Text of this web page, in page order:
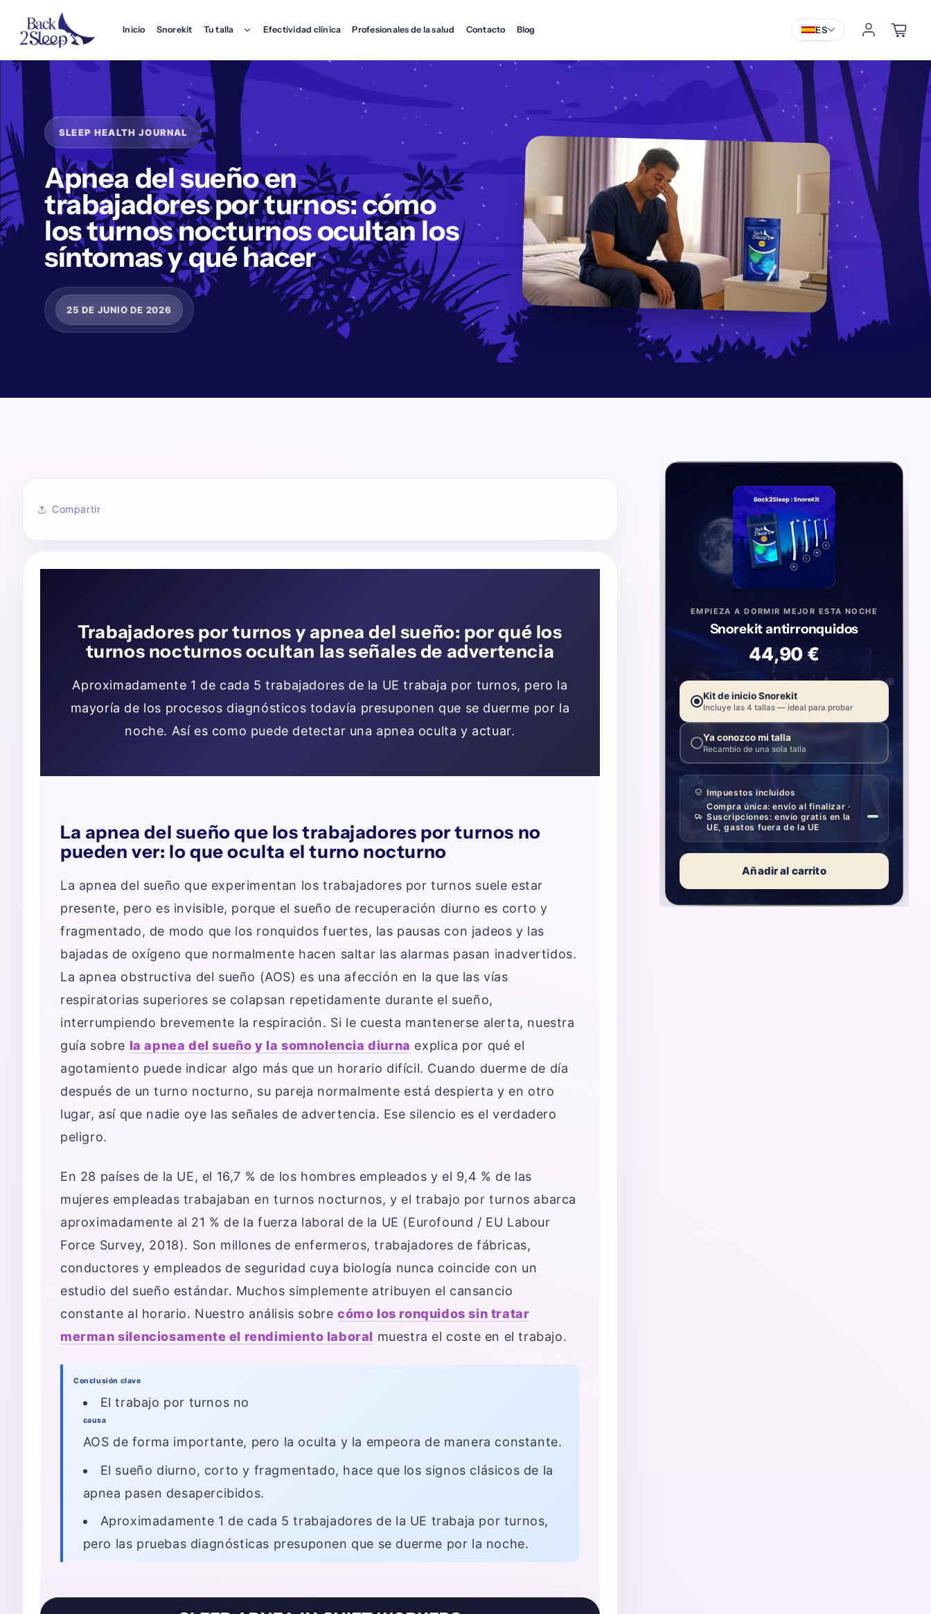
Inicio Snorekit Tu talla Efectividad clínica Profesionales de la salud Contacto Blog ES Iniciar sesiónCarrito
Apnea del sueño en
trabajadores por turnos: cómo
los turnos nocturnos ocultan los
síntomas y qué hacer
25 DE JUNIO DE 2026
Compartir
Trabajadores por turnos y apnea del sueño: por qué los
turnos nocturnos ocultan las señales de advertencia
Aproximadamente 1 de cada 5 trabajadores de la UE trabaja por turnos, pero la
mayoría de los procesos diagnósticos todavía presuponen que se duerme por la
noche. Así es como puede detectar una apnea oculta y actuar.
La apnea del sueño que los trabajadores por turnos no
pueden ver: lo que oculta el turno nocturno
La apnea del sueño que experimentan los trabajadores por turnos suele estar
presente, pero es invisible, porque el sueño de recuperación diurno es corto y
fragmentado, de modo que los ronquidos fuertes, las pausas con jadeos y las
bajadas de oxígeno que normalmente hacen saltar las alarmas pasan inadvertidos.
La apnea obstructiva del sueño (AOS) es una afección en la que las vías
respiratorias superiores se colapsan repetidamente durante el sueño,
interrumpiendo brevemente la respiración. Si le cuesta mantenerse alerta, nuestra
guía sobre la apnea del sueño y la somnolencia diurna explica por qué el
agotamiento puede indicar algo más que un horario difícil. Cuando duerme de día
después de un turno nocturno, su pareja normalmente está despierta y en otro
lugar, así que nadie oye las señales de advertencia. Ese silencio es el verdadero
peligro.
En 28 países de la UE, el 16,7 % de los hombres empleados y el 9,4 % de las
mujeres empleadas trabajaban en turnos nocturnos, y el trabajo por turnos abarca
aproximadamente al 21 % de la fuerza laboral de la UE (Eurofound / EU Labour
Force Survey, 2018). Son millones de enfermeros, trabajadores de fábricas,
conductores y empleados de seguridad cuya biología nunca coincide con un
estudio del sueño estándar. Muchos simplemente atribuyen el cansancio
constante al horario. Nuestro análisis sobrecómo los ronquidos sin tratar
merman silenciosamente el rendimiento laboral muestra el coste en el trabajo.
Conclusión clave
El trabajo por turnos no
causa
AOS de forma importante, pero la oculta y la empeora de manera constante.
El sueño diurno, corto y fragmentado, hace que los signos clásicos de la
apnea pasen desapercibidos.
Aproximadamente 1 de cada 5 trabajadores de la UE trabaja por turnos,
pero las pruebas diagnósticas presuponen que se duerme por la noche.
EMPIEZA A DORMIR MEJOR ESTA NOCHE
Snorekit antirronquidos
44,90 €
Kit de inicio Snorekit
Incluye las 4 tallas — ideal para probar
Ya conozco mi talla
Recambio de una sola talla
Impuestos incluidos
Compra única: envío al finalizar ·
Suscripciones: envío gratis en la
UE, gastos fuera de la UE
Añadir al carrito